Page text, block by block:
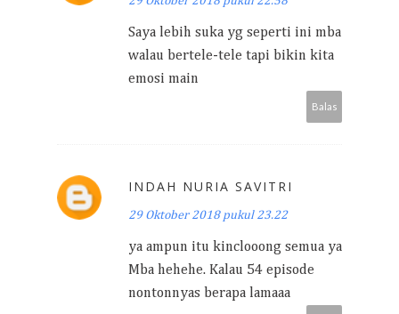
Saya lebih suka yg seperti ini mba
walau bertele-tele tapi bikin kita
emosi main
Balas
INDAH NURIA SAVITRI
29 Oktober 2018 pukul 23.22
ya ampun itu kinclooong semua ya
Mba hehehe. Kalau 54 episode
nontonnyas berapa lamaaa